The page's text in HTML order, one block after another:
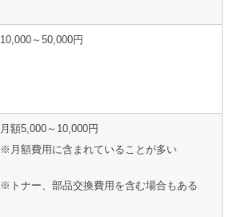
10,000～50,000円
月額5,000～10,000円
※月額費用に含まれていることが多い
※トナー、部品交換費用を含む場合もある